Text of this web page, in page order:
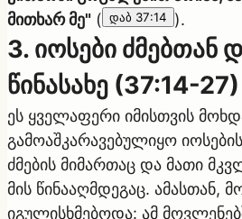
მითხარ მე" ( დაბ 37:14 ).
3. იოსები ძმებთან
წინასახე (37:14-27)
ეს ყველაფერი იმისთვის
გამოაშკარავებულიყო
ძმების მიმართაც და მათი
მის წინააღმდეგაც. ამასთან,
იგულისხმებოდა: ამ